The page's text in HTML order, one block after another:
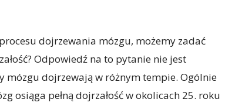
dojrzewania mózgu, możemy zadać
Odpowiedź na to pytanie nie jest
mózgu dojrzewają w różnym tempie. Ogólnie
osiąga pełną dojrzałość w okolicach 25. roku